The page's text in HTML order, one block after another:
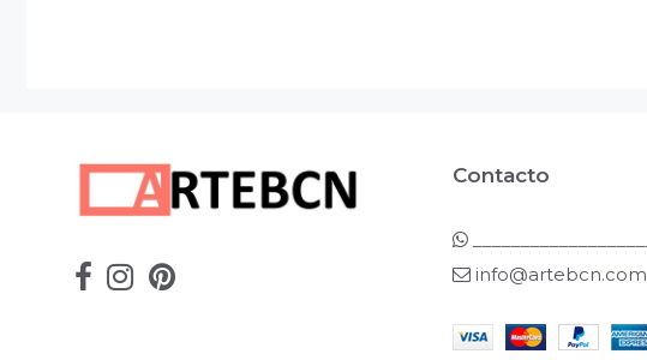
Contacto
info@artebcn.com